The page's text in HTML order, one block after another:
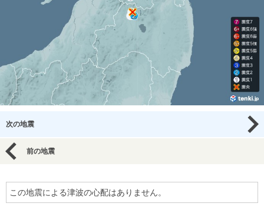
次の地震
前の地震
この地震による津波の心配はありません。